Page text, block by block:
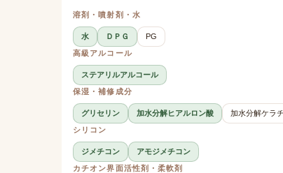
溶剤・噴射剤・水
水 ＤＰＧ
PG
高級アルコール
ステアリルアルコール
保湿・補修成分
グリセリン 加水分解ヒアルロン酸 加水分解ケラ
シリコン
ジメチコン
アモジメチコン
カチオン界面活性剤・柔軟剤